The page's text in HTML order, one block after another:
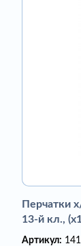
Перчатки
13-й кл.,
Артикул: